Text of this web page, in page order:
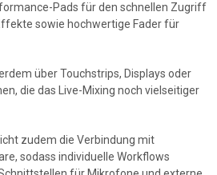
Pads für den schnellen Zugriff
sowie hochwertige Fader für
über Touchstrips, Displays oder
die das Live-Mixing noch vielseitiger
zudem die Verbindung mit
sodass individuelle Workflows